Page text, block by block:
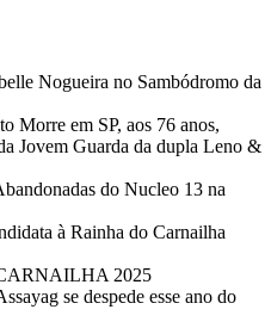
Nogueira no Sambódromo da
Morre em SP, aos 76 anos,
Jovem Guarda da dupla Leno &
do Nucleo 13 na
à Rainha do Carnailha
2025
se despede esse ano do